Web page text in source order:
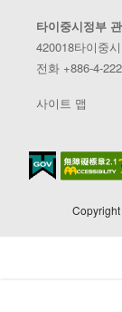
타이중시정부
420018타이중
전화 +886-4-
사이트 맵